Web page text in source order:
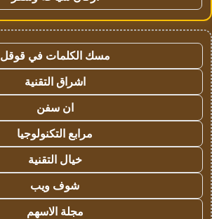
مسك الكلمات في قوقل
اشراق التقنية
ان سفن
مرابع التكنولوجيا
خيال التقنية
شوف ويب
مجلة الاسهم